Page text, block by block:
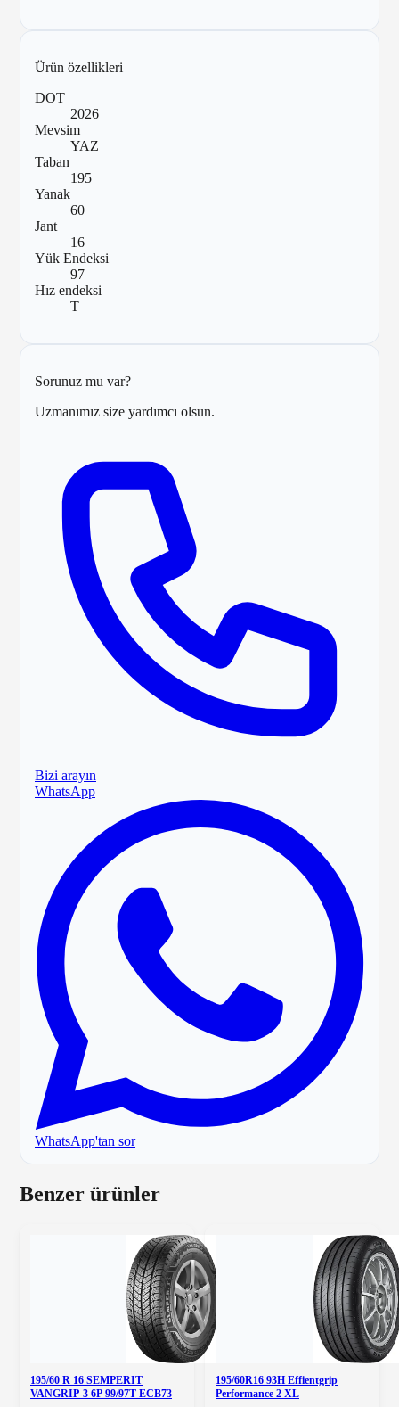
Ürün özellikleri
DOT
2026
Mevsim
YAZ
Taban
195
Yanak
60
Jant
16
Yük Endeksi
97
Hız endeksi
T
Sorunuz mu var?
Uzmanımız size yardımcı olsun.
Bizi arayın
WhatsApp
WhatsApp'tan sor
Benzer ürünler
195/60 R 16 SEMPERIT
VANGRIP-3 6P 99/97T ECB73
195/60R16 93H Effientgrip
Performance 2 XL